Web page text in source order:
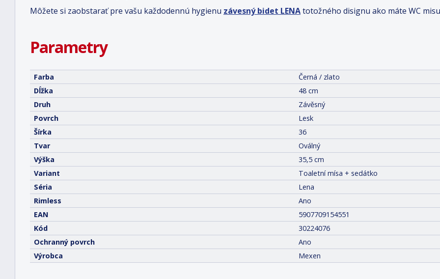
Môžete si zaobstarať pre vašu každodennú hygienu závesný bidet LENAtotožného disignu ako máte WC
Parametry
Farba
Černá / zlato
Dĺžka
48 cm
Druh
Závěsný
Povrch
Lesk
Šírka
36
Tvar
Oválný
Výška
35,5 cm
Variant
Toaletní mísa + sedátko
Séria
Lena
Rimless
Ano
EAN
5907709154551
Kód
30224076
Ochranný povrch
Ano
Výrobca
Mexen